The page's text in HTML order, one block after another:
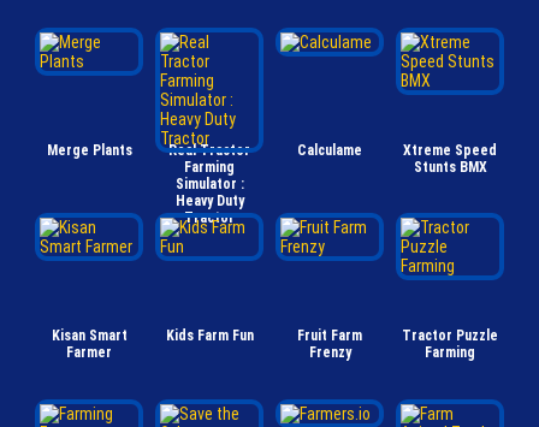
Merge Plants
Real Tractor
Farming
Simulator :
Heavy Duty
Tractor
Calculame
Xtreme Speed
Stunts BMX
Kisan Smart
Farmer
Kids Farm Fun
Fruit Farm
Frenzy
Tractor Puzzle
Farming